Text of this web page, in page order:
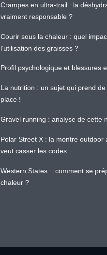
Crampes en ultra-trail : la
vraiment responsable ?
Courir sous la chaleur : quel
l’utilisation des graisses ?
Profil psychologique et blessures
La nutrition : un sujet qui prend
place !
Gravel running : analyse de cette
Polar Street X : la montre outdoor
veut casser les codes
Western States : comment se
chaleur ?